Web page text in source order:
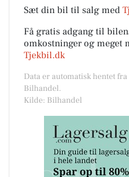
Sæt din bil til salg med
Få gratis adgang til
omkostninger og meget
Tjekbil.dk
Data er automatisk hentet
Bilhandel.
Kilde: Bilhandel